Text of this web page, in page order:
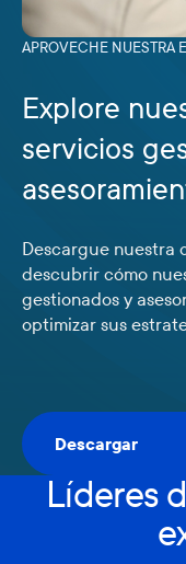
APROVECHE NUESTRA
Explore
servicios
Descargue nuestra
descubrir cómo
gestionados y
optimizar sus
Descargar
Descargar
Líderes